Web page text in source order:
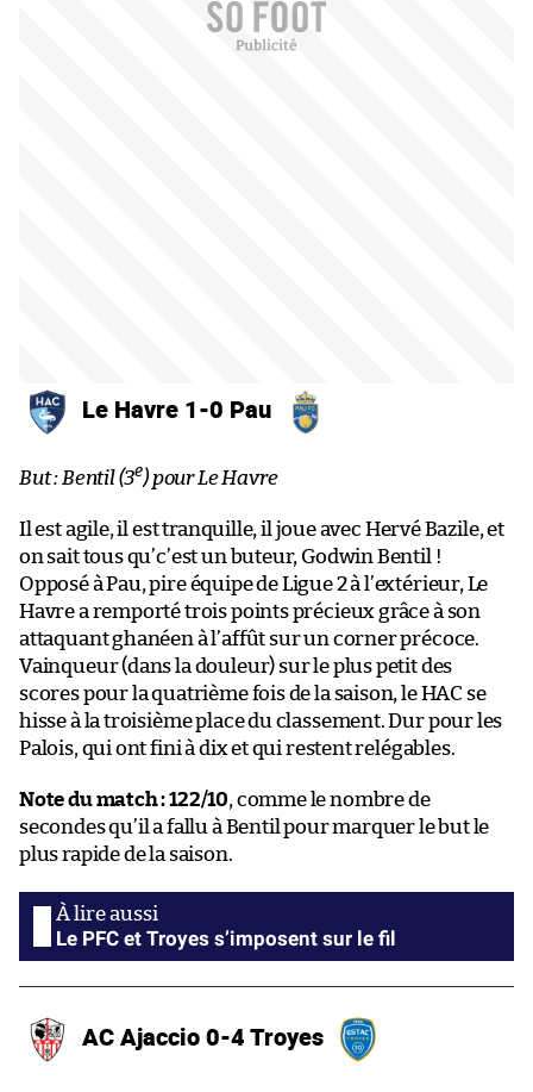
Le Havre 1-0 Pau
But : Bentil (3e) pour Le Havre
Il est agile, il est tranquille, il joue avec Hervé Bazile, et
on sait tous qu’c’est un buteur, Godwin Bentil !
Opposé à Pau, pire équipe de Ligue 2 à l’extérieur, Le
Havre a remporté trois points précieux grâce à son
attaquant ghanéen à l’affût sur un corner précoce.
Vainqueur (dans la douleur) sur le plus petit des
scores pour la quatrième fois de la saison, le HAC se
hisse à la troisième place du classement. Dur pour les
Palois, qui ont fini à dix et qui restent relégables.
Note du match : 122/10, comme le nombre de
secondes qu’il a fallu à Bentil pour marquer le but le
plus rapide de la saison.
Le PFC et Troyes s’imposent sur le fil
AC Ajaccio 0-4 Troyes